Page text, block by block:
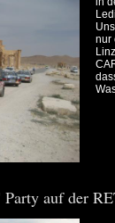
nur
auf der